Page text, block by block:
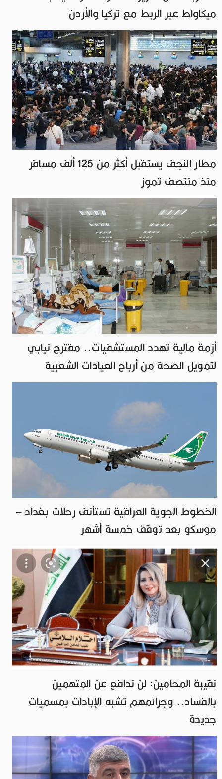
ميكاواط عبر الربط مع تركيا والأردن
مطار النجف يستقبل أكثر من 125 ألف مسافر
منذ منتصف تموز
أزمة مالية تهدد المستشفيات.. مقترح نيابي
لتمويل الصحة من أرباح العيادات الشعبية
الخطوط الجوية العراقية تستأنف رحلات بغداد –
موسكو بعد توقف خمسة أشهر
نقيبة المحامين: لن ندافع عن المتهمين
بالفساد.. وجرائمهم تشبه الإبادات بمسميات
جديدة